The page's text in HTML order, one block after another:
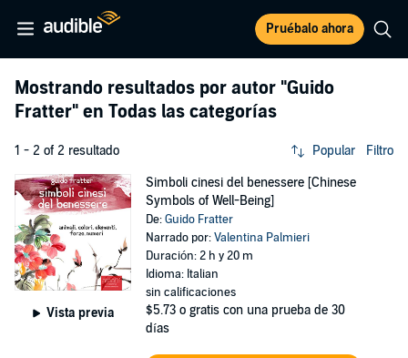
Pruébalo ahora
Mostrando resultados por autor "Guido
Fratter" en Todas las categorías
1 - 2 of 2 resultado Popular Filtro
Vista previa
Simboli cinesi del benessere [Chinese
Symbols of Well-Being]
De:Guido Fratter
Narrado por:Valentina Palmieri
Duración: 2 h y 20 m
Idioma: Italian
sin calificaciones
$5.73 o gratis con una prueba de 30
días